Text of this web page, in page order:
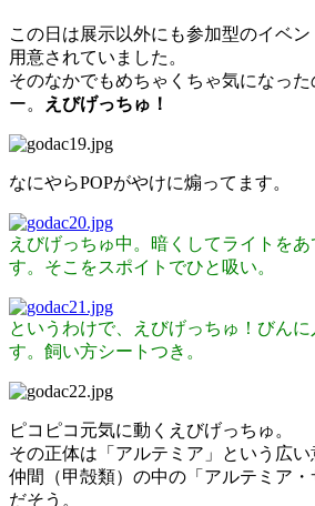
この日は展示以外にも参加型のイベ
用意されていました。
そのなかでもめちゃくちゃ気になっ
ー。
えびげっちゅ！
なにやらPOPがやけに煽ってます。
えびげっちゅ中。暗くしてライトを
す。そこをスポイトでひと吸い。
というわけで、えびげっちゅ！びん
す。飼い方シートつき。
ピコピコ元気に動くえびげっちゅ。
その正体は「アルテミア」という広
仲間（甲殻類）の中の「アルテミア
だそう。